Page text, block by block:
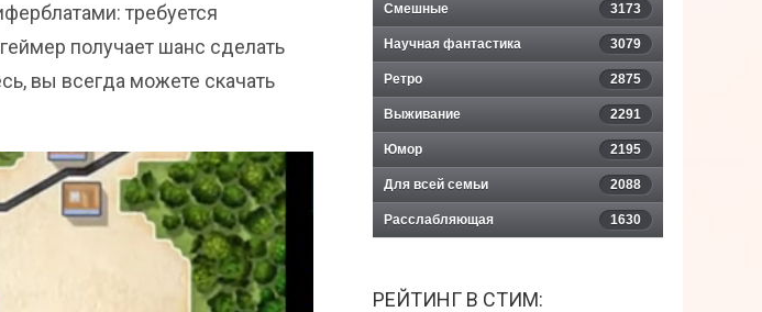
требуется
получает шанс сделать
вы всегда можете скачать
Смешные 3173
Научная фантастика 3079
Ретро 2875
Выживание 2291
Юмор 2195
Для всей семьи 2088
Расслабляющая 1630
РЕЙТИНГ В СТИМ: